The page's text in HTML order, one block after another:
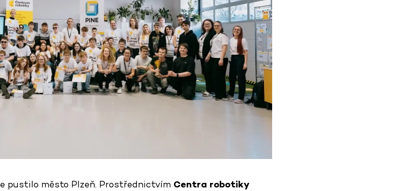
pustilo město Plzeň. Prostřednictvím Centra robotiky